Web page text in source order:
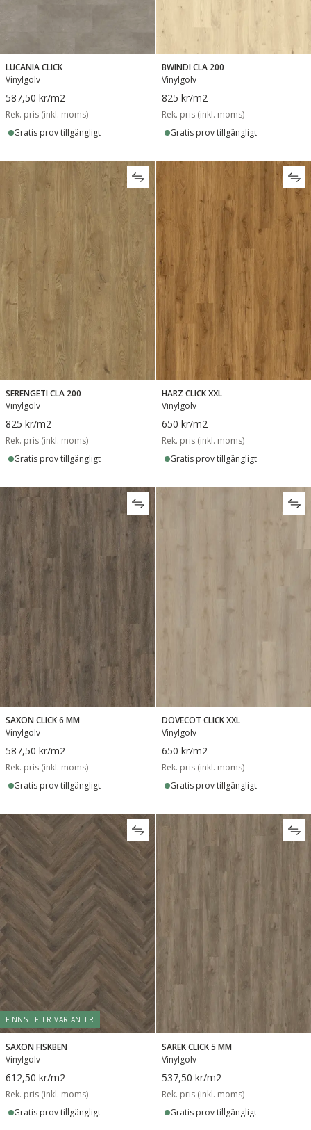
LUCANIA CLICK
Vinylgolv
587,50 kr/m2
Rek. pris (inkl. moms)
Gratis prov tillgängligt
BWINDI CLA 200
Vinylgolv
825 kr/m2
Rek. pris (inkl. moms)
Gratis prov tillgängligt
SERENGETI CLA 200
Vinylgolv
825 kr/m2
Rek. pris (inkl. moms)
Gratis prov tillgängligt
HARZ CLICK XXL
Vinylgolv
650 kr/m2
Rek. pris (inkl. moms)
Gratis prov tillgängligt
SAXON CLICK 6 MM
Vinylgolv
587,50 kr/m2
Rek. pris (inkl. moms)
Gratis prov tillgängligt
DOVECOT CLICK XXL
Vinylgolv
650 kr/m2
Rek. pris (inkl. moms)
Gratis prov tillgängligt
FINNS I FLER VARIANTER
SAXON FISKBEN
Vinylgolv
612,50 kr/m2
Rek. pris (inkl. moms)
Gratis prov tillgängligt
SAREK CLICK 5 MM
Vinylgolv
537,50 kr/m2
Rek. pris (inkl. moms)
Gratis prov tillgängligt